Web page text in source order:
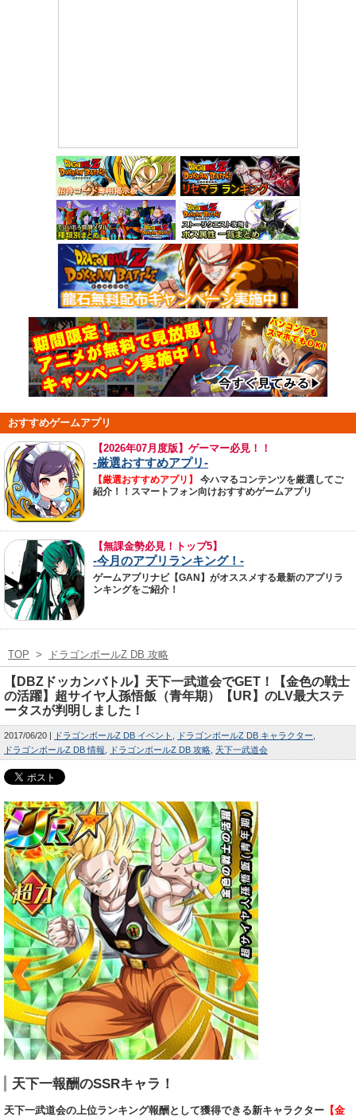
おすすめゲームアプリ
【2026年07月度版】ゲーマー必見！！
-厳選おすすめアプリ-
【厳選おすすめアプリ】
今ハマるコンテンツを厳選してご
紹介！！スマートフォン向けおすすめゲームアプリ
【無課金勢必見！トップ5】
-今月のアプリランキング！-
ゲームアプリナビ【GAN】がオススメする最新のアプリラ
ンキングをご紹介！
TOP > ドラゴンボールZ DB 攻略
【DBZドッカンバトル】天下一武道会でGET！【金色の戦士
の活躍】超サイヤ人孫悟飯（青年期）【UR】のLV最大ステ
ータスが判明しました！
2017/06/20 ドラゴンボールZ DB イベント
ドラゴンボールZ DB キャラクター
ドラゴンボールZ DB 情報
ドラゴンボールZ DB 攻略 天下一武道会
天下一報酬のSSRキャラ！
天下一武道会の上位ランキング報酬として獲得できる新キャラクター 【金